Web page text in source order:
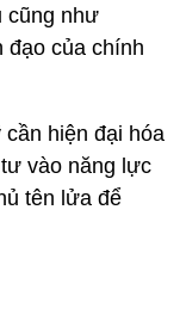
cũng như
đạo của chính
cần hiện đại hóa
vào năng lực
tên lửa để